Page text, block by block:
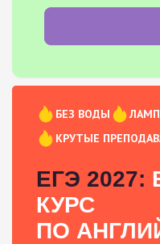
БЕЗ ВОДЫ
КРУТЫЕ
ЕГЭ 2027:
КУРС
ПО